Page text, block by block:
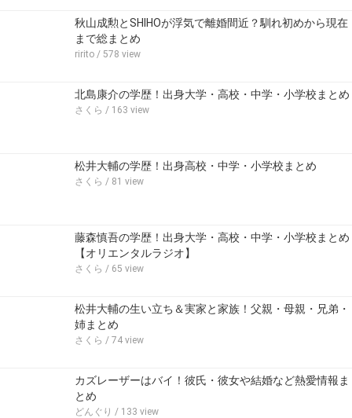
秋山成勲とSHIHOが浮気で離婚間近？馴れ初めから現在
まで総まとめ
ririto / 578 view
北島康介の学歴！出身大学・高校・中学・小学校まとめ
さくら / 163 view
松井大輔の学歴！出身高校・中学・小学校まとめ
さくら / 81 view
藤森慎吾の学歴！出身大学・高校・中学・小学校まとめ
【オリエンタルラジオ】
さくら / 65 view
松井大輔の生い立ち＆実家と家族！父親・母親・兄弟・
姉まとめ
さくら / 74 view
カズレーザーはバイ！彼氏・彼女や結婚など熱愛情報ま
とめ
どんぐり / 133 view